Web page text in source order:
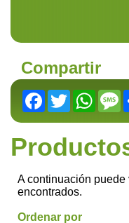
Compartir
Facebook
Twitter
A continuación
encontrados.
Ordenar por